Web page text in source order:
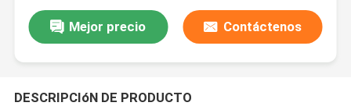
Mejor precio Contáctenos
DESCRIPCIóN DE PRODUCTO